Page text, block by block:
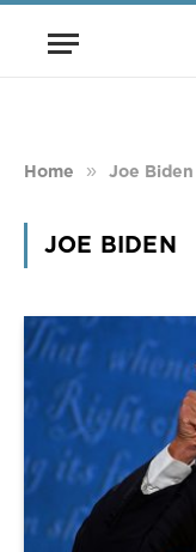
Home » Joe Biden
JOE BIDEN